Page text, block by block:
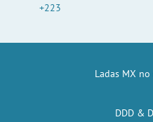
+223
Ladas MX
DDD &